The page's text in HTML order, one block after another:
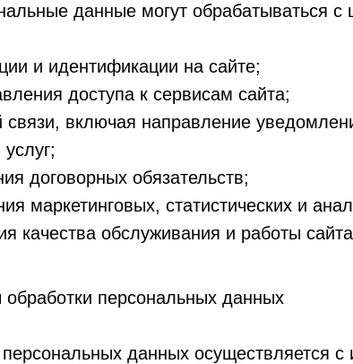
данные могут обрабатываться с
и идентификации на сайте;
доступа к сервисам сайта;
связи, включая направление
договорных обязательств;
маркетинговых, статистических и
качества обслуживания и работы
персональных данных
данных осуществляется с